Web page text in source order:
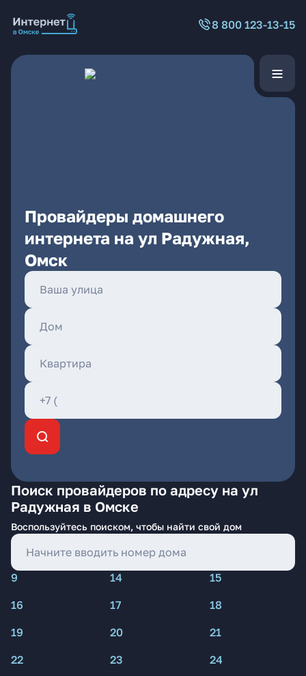
8 800 123-13-15
Провайдеры домашнего
интернета на ул Радужная,
Омск
Поиск провайдеров по адресу на ул
Радужная в Омске
Воспользуйтесь поиском, чтобы найти свой дом
9 14
15
16
17
18
19
20
21
22
23
24